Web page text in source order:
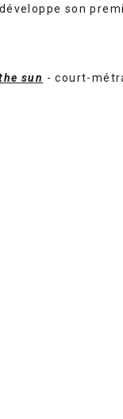
son
sun - court-